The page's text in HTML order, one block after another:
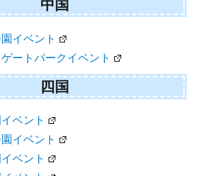
中国
イベント
ートパークイベント
四国
ベント
イベント
ベント